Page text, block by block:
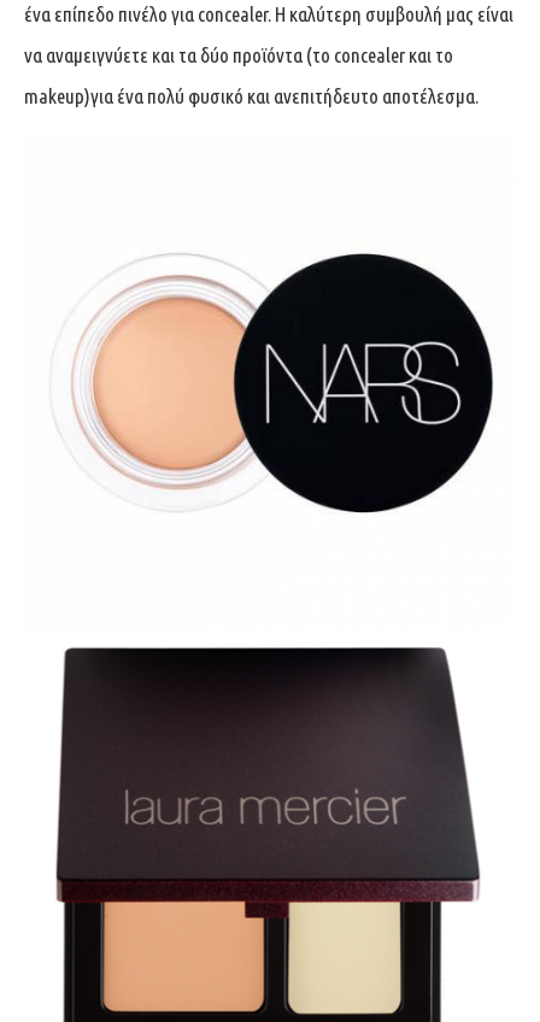
ένα επίπεδο πινέλο για concealer. Η καλύτερη συμβουλή μας είναι
να αναμειγνύετε και τα δύο προϊόντα (το concealer και το
makeup)για ένα πολύ φυσικό και ανεπιτήδευτο αποτέλεσμα.